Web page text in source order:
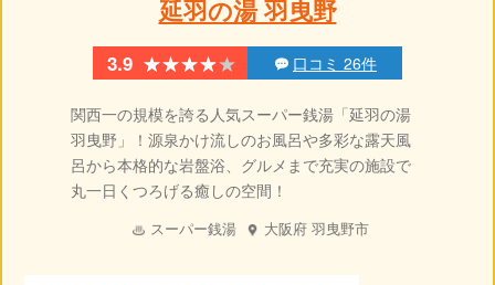
延羽の湯 羽曳野
3.9 ★★★★★
★★★★★ 口コミ 26件
関西一の規模を誇る人気スーパー銭湯「延羽の湯
羽曳野」！源泉かけ流しのお風呂や多彩な露天風
呂から本格的な岩盤浴、グルメまで充実の施設で
丸一日くつろげる癒しの空間！
スーパー銭湯 大阪府 羽曳野市